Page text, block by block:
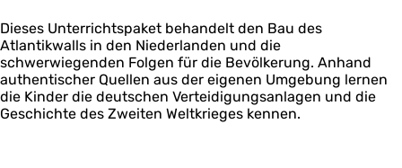
Dieses Unterrichtspaket behandelt den Bau des
Atlantikwalls in den Niederlanden und die
schwerwiegenden Folgen für die Bevölkerung. Anhand
authentischer Quellen aus der eigenen Umgebung lernen
die Kinder die deutschen Verteidigungsanlagen und die
Geschichte des Zweiten Weltkrieges kennen.